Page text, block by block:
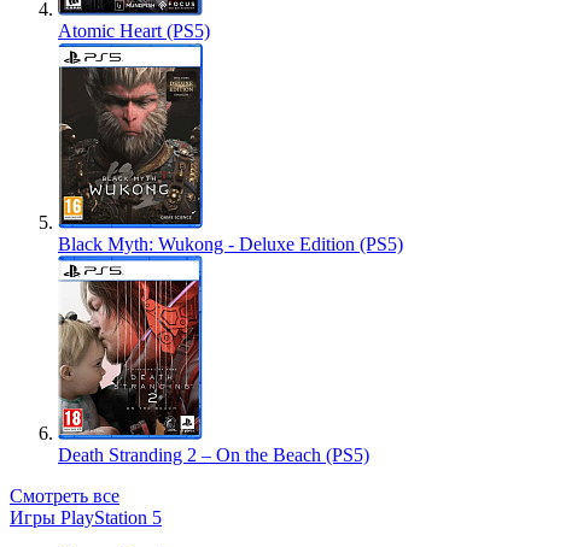
Atomic Heart (PS5)
Black Myth: Wukong - Deluxe Edition (PS5)
Death Stranding 2 – On the Beach (PS5)
Смотреть все
Игры PlayStation 5